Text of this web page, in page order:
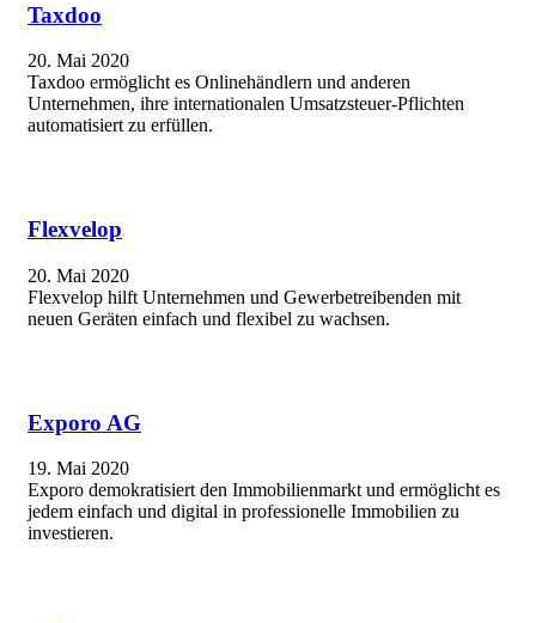
Taxdoo
20. Mai 2020
Taxdoo ermöglicht es Onlinehändlern und anderen
Unternehmen, ihre internationalen Umsatzsteuer-Pflichten
automatisiert zu erfüllen.
Flexvelop
20. Mai 2020
Flexvelop hilft Unternehmen und Gewerbetreibenden mit
neuen Geräten einfach und flexibel zu wachsen.
Exporo AG
19. Mai 2020
Exporo demokratisiert den Immobilienmarkt und ermöglicht es
jedem einfach und digital in professionelle Immobilien zu
investieren.